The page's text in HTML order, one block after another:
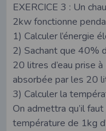
EXERCICE 3 : Un
2kw fonctionne
1) Calculer l’énergie
2) Sachant que 40%
20 litres d’eau prise
absorbée par les 20
3) Calculer la
On admettra qu’il
température de 1kg